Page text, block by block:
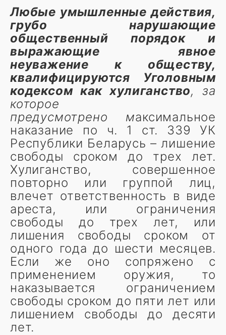
Любые умышленные действия,
грубо нарушающие
общественный порядок и
выражающие явное
неуважение к обществу,
квалифицируются Уголовным
кодексом как хулиганство,
за
которое
предусмотрено
максимальное
наказание по ч. 1 ст. 339 УК
Республики Беларусь – лишение
свободы сроком до трех лет.
Хулиганство, совершенное
повторно или группой лиц,
влечет ответственность в виде
ареста, или ограничения
свободы до трех лет, или
лишения свободы сроком от
одного года до шести месяцев.
Если же оно сопряжено с
применением оружия, то
наказывается ограничением
свободы сроком до пяти лет или
лишением свободы до десяти
лет.